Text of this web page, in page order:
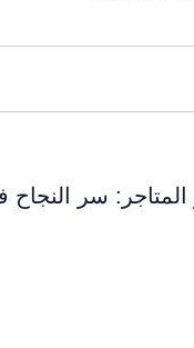
سر النجاح